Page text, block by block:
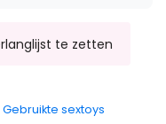
Gebruikte sextoys